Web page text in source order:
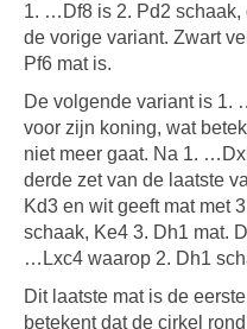
1. …Df8 is 2. Pd2 schaak,
de vorige variant. Zwart
Pf6 mat is.
De volgende variant is 1.
voor zijn koning, wat
niet meer gaat. Na 1.
derde zet van de laatste
Kd3 en wit geeft mat met
schaak, Ke4 3. Dh1 mat.
…Lxc4 waarop 2. Dh1
Dit laatste mat is de
betekent dat de cirkel